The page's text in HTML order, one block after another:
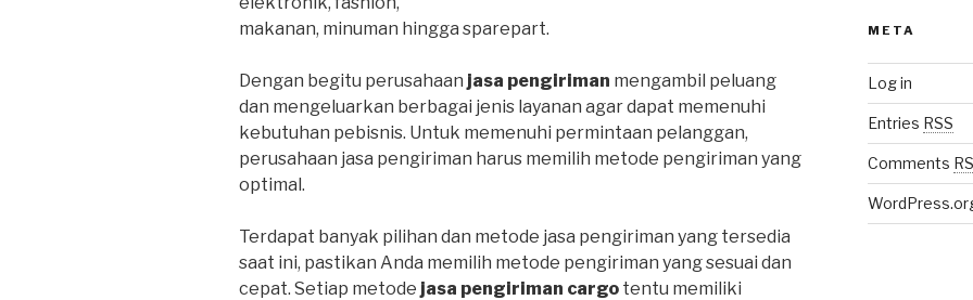
makanan, minuman hingga sparepart.
Dengan begitu perusahaan jasa pengiriman mengambil peluang
dan mengeluarkan berbagai jenis layanan agar dapat memenuhi
kebutuhan pebisnis. Untuk memenuhi permintaan pelanggan,
perusahaan jasa pengiriman harus memilih metode pengiriman yang
optimal.
Terdapat banyak pilihan dan metode jasa pengiriman yang tersedia
saat ini, pastikan Anda memilih metode pengiriman yang sesuai dan
cepat. Setiap metode jasa pengiriman cargo tentu memiliki
META
Log in
Entries RSS
Comments